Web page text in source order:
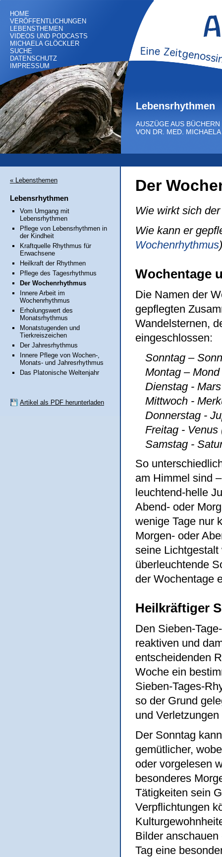
HOME
VERÖFFENTLICHUNGEN
LEBENSTHEMEN
VIDEOS UND PODCASTS
MICHAELA GLÖCKLER
SUCHE
DATENSCHUTZ
IMPRESSUM
Lebensrhythmen
AUSZÜGE AUS
VON DR. MED.
Der
Wie wirkt sich
Wie kann er
Wochenrhythmus
Wochentage
Die Namen der
gepflegten
Wandelsternen,
eingeschlossen:
Sonntag –
Montag – Mond
Dienstag -
Mittwoch -
Donnerstag -
Freitag - Venus
Samstag -
So
am Himmel sind
leuchtend-helle
Abend- oder
wenige Tage nur
Morgen- oder
seine
überleuchtende
der Wochentage
Heilkräftiger
Den Sieben-
reaktiven und
entscheidenden
Woche ein
Sieben-Tages-
so der Grund
und
Der Sonntag
gemütlicher,
oder vorgelesen
besonderes
Tätigkeiten sein
Verpflichtungen
Bilder
Tag eine
« Lebensthemen
Lebensrhythmen
Vom Umgang mit
Lebensrhythmen
Pflege von Lebensrhythmen in
der Kindheit
Kraftquelle Rhythmus für
Erwachsene
Heilkraft der Rhythmen
Pflege des Tagesrhythmus
Der Wochenrhythmus
Innere Arbeit im
Wochenrhythmus
Erholungswert des
Monatsrhythmus
Monatstugenden und
Tierkreiszeichen
Der Jahresrhythmus
Innere Pflege von Wochen-,
Monats- und Jahresrhythmus
Das Platonische Weltenjahr
Artikel als PDF herunterladen